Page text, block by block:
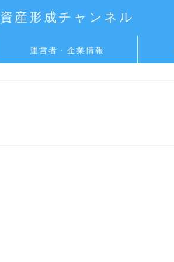
資産形成チャンネル
運営者・企業情報